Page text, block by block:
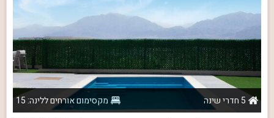
5 חדרי שינה
מקסימום אורחים ללינה: 15